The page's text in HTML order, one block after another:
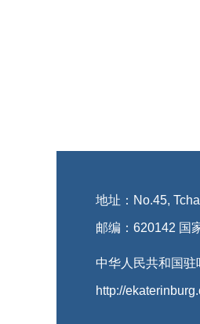
地址：No.45,
邮编：620142 国
中华人民共和国
http://